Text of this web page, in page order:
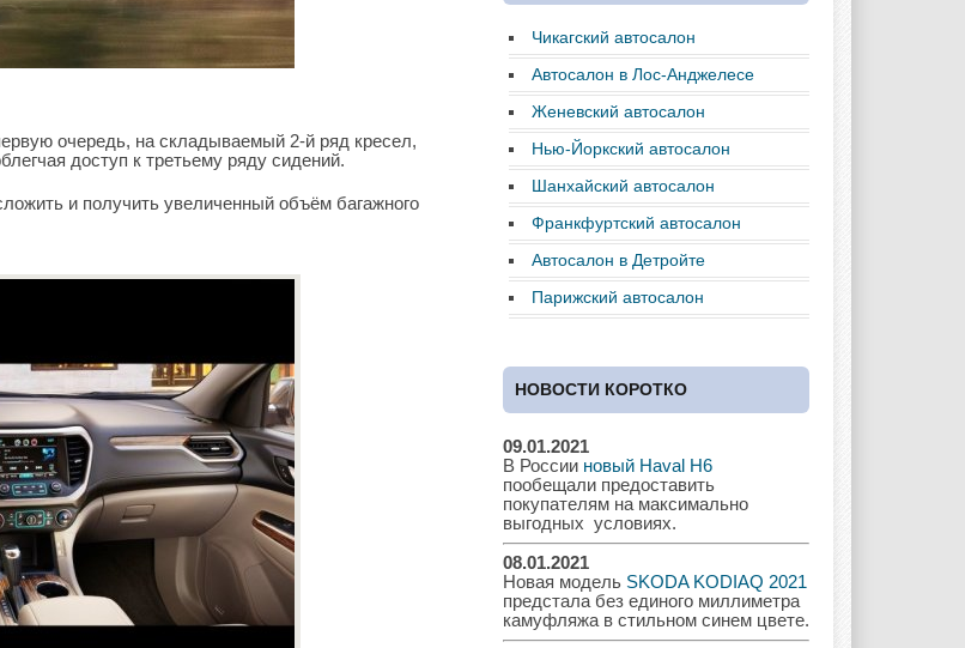
очередь, на складываемый 2-й ряд кресел,
доступ к третьему ряду сидений.
и получить увеличенный объём багажного
Chrysler Citroen Dacia
Daewoo Dodge
Ferrari Fiat Ford
Great Wall GAC
Geely Holden Honda
Hyundai Infiniti JAC
Чикагский автосалон
Автосалон в Лос-Анджелесе
Женевский автосалон
Нью-Йоркский автосалон
Шанхайский автосалон
Франкфуртский автосалон
Автосалон в Детройте
Парижский автосалон
НОВОСТИ КОРОТКО
09.01.2021
В России новый Haval H6
пообещали предоставить
покупателям на максимально
выгодных условиях.
08.01.2021
Новая модель SKODA KODIAQ 2021
предстала без единого миллиметра
камуфляжа в стильном синем цвете.